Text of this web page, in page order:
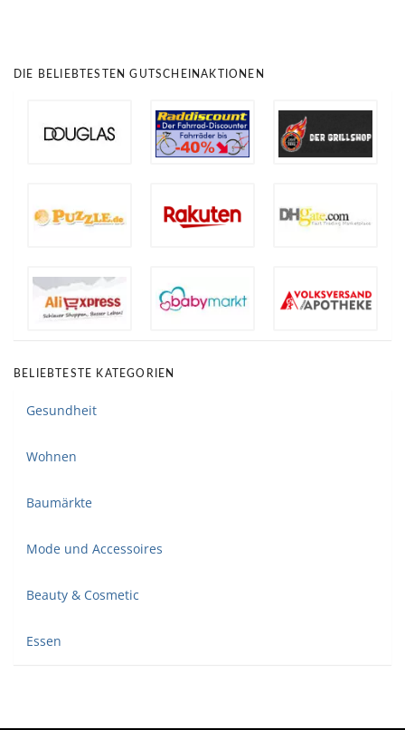
DIE BELIEBTESTEN GUTSCHEINAKTIONEN
BELIEBTESTE KATEGORIEN
Gesundheit
Wohnen
Baumärkte
Mode und Accessoires
Beauty & Cosmetic
Essen